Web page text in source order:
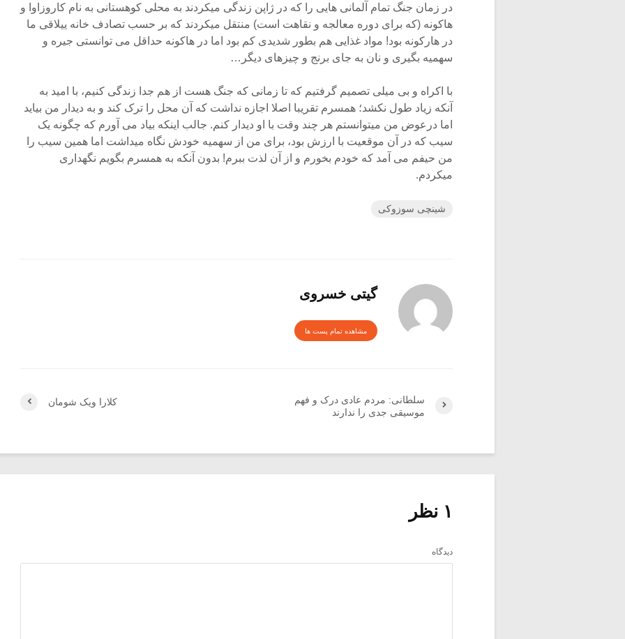
در زمان جنگ تمام آلمانی هایی را که در ژاپن زندگی میکردند به محلی کوهستانی به نام کاروزاوا و
هاکونه (که برای دوره معالجه و نقاهت است) منتقل میکردند که بر حسب تصادف خانه ییلاقی ما
در هارکونه بود! مواد غذایی هم بطور شدیدی کم بود اما در هاکونه حداقل می توانستی جیره و
سهمیه بگیری و نان به جای برنج و چیزهای دیگر…
با اکراه و بی میلی تصمیم گرفتیم که تا زمانی که جنگ هست از هم جدا زندگی کنیم، با امید به
آنکه زیاد طول نکشد؛ همسرم تقریبا اصلا اجازه نداشت که آن محل را ترک کند و به دیدار من بیاید
اما درعوض من میتوانستم هر چند وقت با او دیدار کنم. جالب اینکه بیاد می آورم که چگونه یک
سیب که در آن موقعیت با ارزش بود، برای من از سهمیه خودش نگاه میداشت اما همین سیب را
من حیفم می آمد که خودم بخورم و از آن لذت ببرم! بدون آنکه به همسرم بگویم نگهداری
میکردم.
شینچی سوزوکی
گیتی خسروی
مشاهده تمام پست ها
کلارا ویک شومان
سلطانی: مردم عادی درک و فهم
موسیقی جدی را ندارند
۱ نظر
دیدگاه